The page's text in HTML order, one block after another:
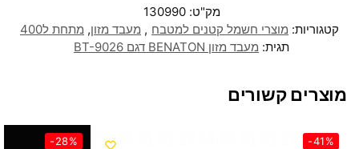
מק"ט:130990
קטגוריות: מוצרי חשמל קטנים למטבח , מעבד מזון, מתחת ל400
תגית: מעבד מזון BENATON דגם BT-9026
מוצרים קשורים
-41%
-28%